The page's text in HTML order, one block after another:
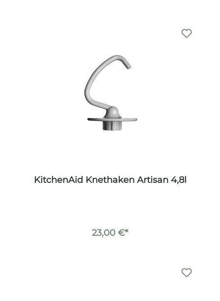
KitchenAid Knethaken Artisan 4,8l
23,00 €*